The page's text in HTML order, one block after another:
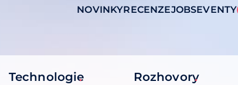
NOVINKYRECENZEJOBSEVENTY
Technologie Rozhovory